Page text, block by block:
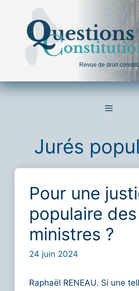
contenu
Revue de droit
MENU
Jurés
Pour une
populaire des
ministres ?
24 juin 2024
Raphaël RENEAU. Si une